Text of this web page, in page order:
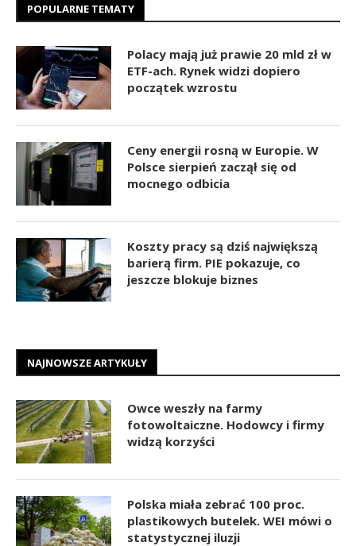
POPULARNE TEMATY
Polacy mają już prawie 20 mld zł w
ETF-ach. Rynek widzi dopiero
początek wzrostu
Ceny energii rosną w Europie. W
Polsce sierpień zaczął się od
mocnego odbicia
Koszty pracy są dziś największą
barierą firm. PIE pokazuje, co
jeszcze blokuje biznes
NAJNOWSZE ARTYKUŁY
Owce weszły na farmy
fotowoltaiczne. Hodowcy i firmy
widzą korzyści
Polska miała zebrać 100 proc.
plastikowych butelek. WEI mówi o
statystycznej iluzji